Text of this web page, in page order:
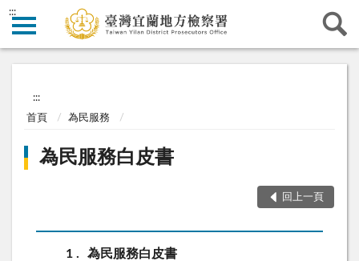
:::
:::
首頁 為民服務
為民服務白皮書
回上一頁
1 為民服務白皮書